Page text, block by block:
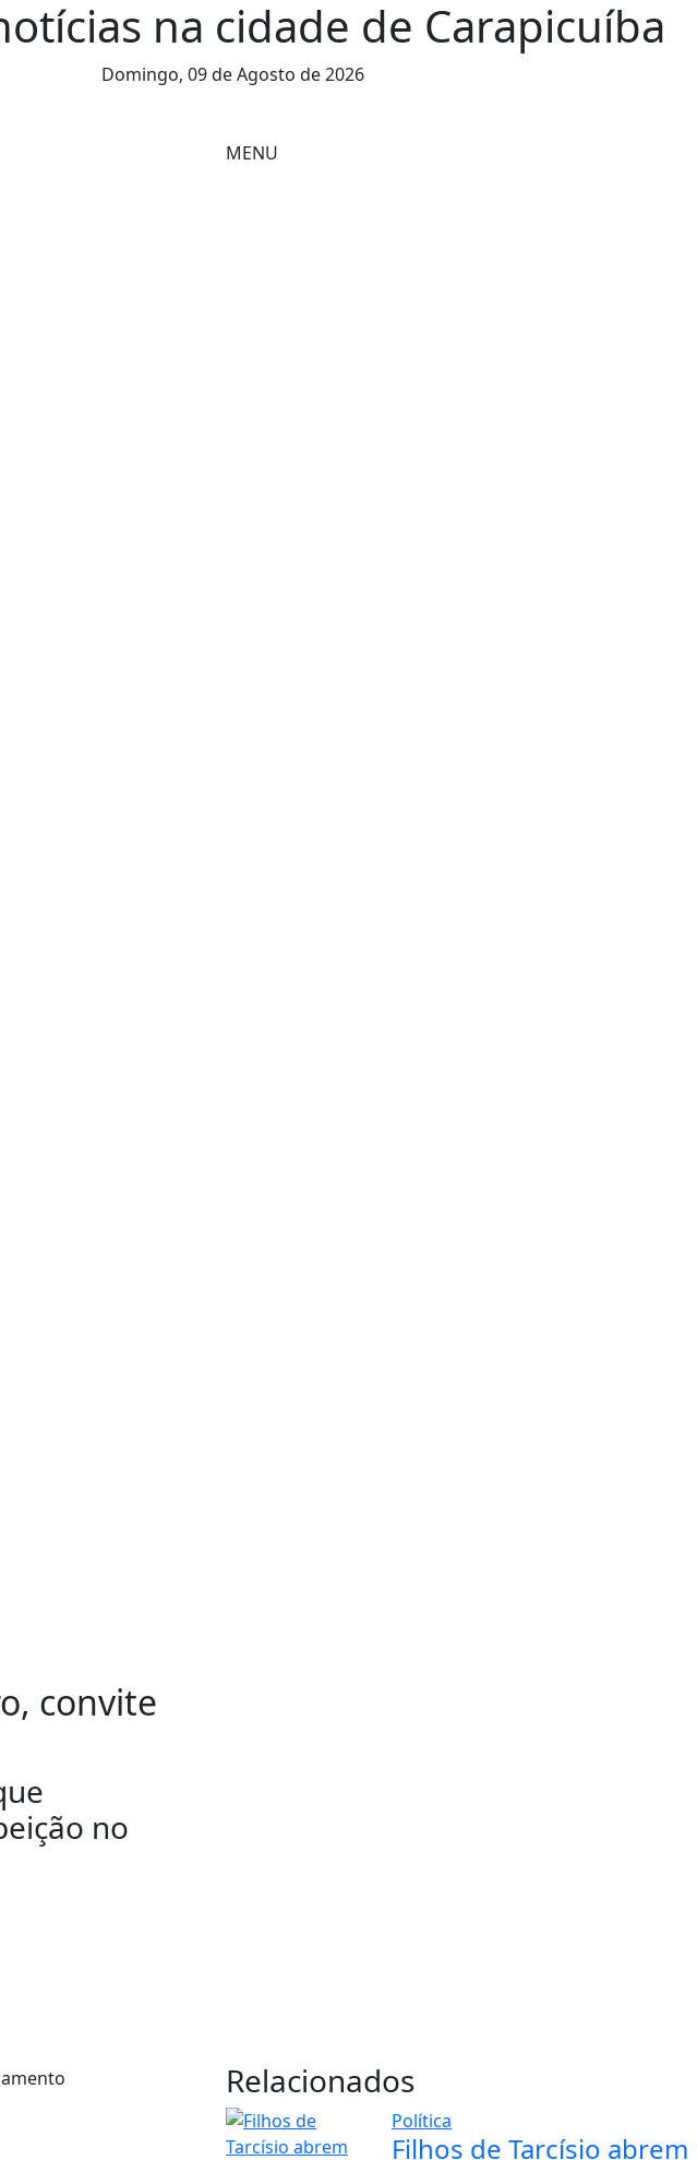
na cidade de Carapicuíba
Domingo, 09 de Agosto de 2026
MENU
convite
no
Relacionados
Política
Filhos de Tarcísio abrem